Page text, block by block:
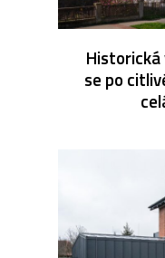
Historická
se po